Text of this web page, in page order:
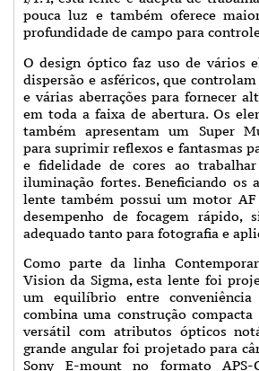
pouca luz e também oferece
profundidade de campo para
O design óptico faz uso de vários
dispersão e asféricos, que
e várias aberrações para fornecer
em toda a faixa de abertura. Os
também apresentam um Super
para suprimir reflexos e fantasmas
e fidelidade de cores ao
iluminação fortes. Beneficiando os
lente também possui um motor
desempenho de focagem rápido,
adequado tanto para fotografia e
Como parte da linha
Vision da Sigma, esta lente foi
um equilíbrio entre conveniência
combina uma construção
versátil com atributos ópticos
grande angular foi projetado para
Sony E-mount no formato